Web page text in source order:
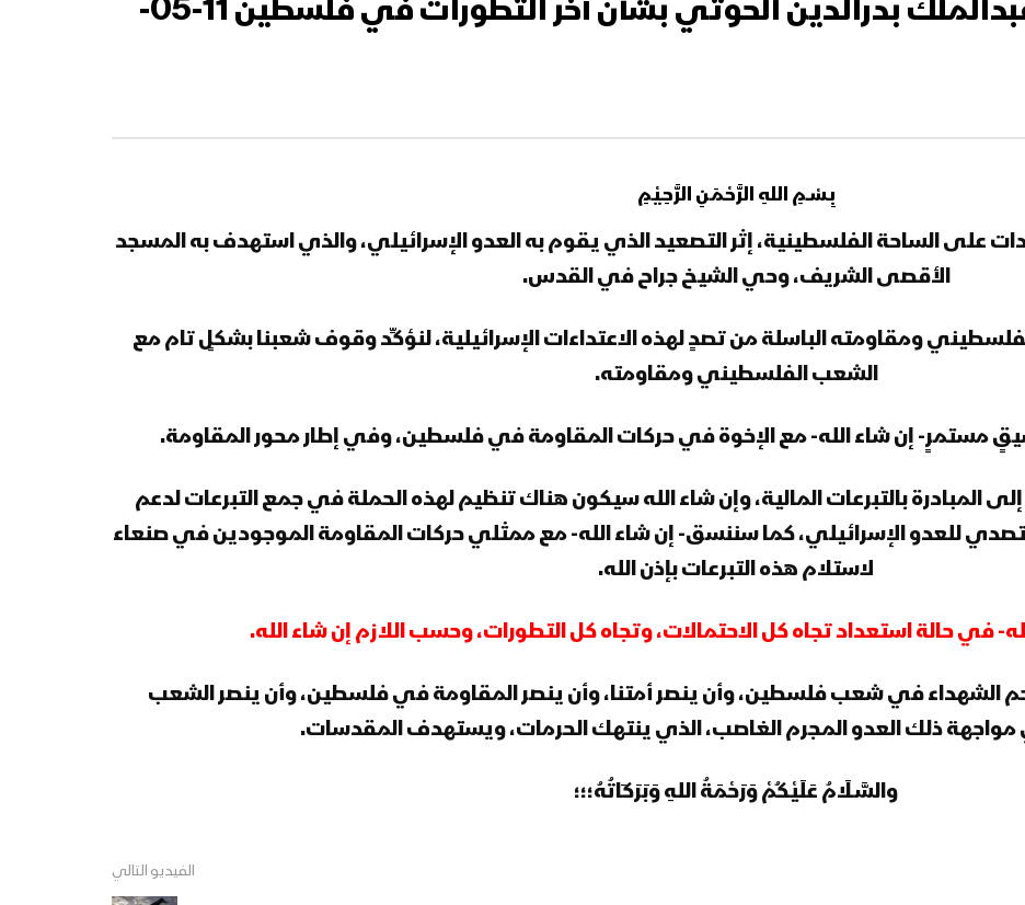
رسالة قائد الثورة السيد عبدالملك بدرالدين الحوثي بشأن آخر التطورات في فلسطين 11-05-
بِـسْـــمِ اللهِ الرَّحْـمَـنِ الرَّحِـيْـمِ
على الساحة الفلسطينية، إثر التصعيد الذي يقوم به العدو الإسرائيلي، والذي استهدف به المسجد
الأقصى الشريف، وحي الشيخ جراح في القدس.
ومقاومته الباسلة من تصدٍ لهذه الاعتداءات الإسرائيلية، لنؤكِّد وقوف شعبنا بشكلٍ تام مع
الشعب الفلسطيني ومقاومته.
مستمرٍ- إن شاء الله- مع الإخوة في حركات المقاومة في فلسطين، وفي إطار محور المقاومة.
المبادرة بالتبرعات المالية، وإن شاء الله سيكون هناك تنظيم لهذه الحملة في جمع التبرعات لدعم
للعدو الإسرائيلي، كما سننسق- إن شاء الله- مع ممثلي حركات المقاومة الموجودين في صنعاء
لاستلام هذه التبرعات بإذن الله.
في حالة استعداد تجاه كل الاحتمالات، وتجاه كل التطورات، وحسب اللازم إن شاء الله.
الشهداء في شعب فلسطين، وأن ينصر أمتنا، وأن ينصر المقاومة في فلسطين، وأن ينصر الشعب
ذلك العدو المجرم الغاصب، الذي ينتهك الحرمات، ويستهدف المقدسات.
والسَّـلَامُ عَلَيْكُمْ وَرَحْمَةُ اللهِ وَبَرَكَاتُهُ؛؛؛
الفيديو التالي